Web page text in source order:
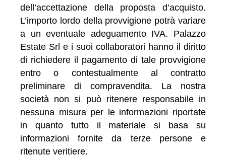
dell’accettazione della proposta d’acquisto.
L’importo lordo della provvigione potrà variare
a un eventuale adeguamento IVA. Palazzo
Estate Srl e i suoi collaboratori hanno il diritto
di richiedere il pagamento di tale provvigione
entro o contestualmente al contratto
preliminare di compravendita. La nostra
società non si può ritenere responsabile in
nessuna misura per le informazioni riportate
in quanto tutto il materiale si basa su
informazioni fornite da terze persone e
ritenute veritiere.